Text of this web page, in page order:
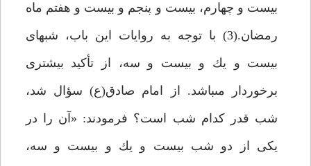
بيست و چهارم، بيست و پنجم و بيست و هفتم ماه
رمضان.(3) با توجه به روايات اين باب، شب‏هاى
بيست و يك و بيست و سه، از تأكيد بيشترى
برخوردار مى‏باشد. از امام صادق(ع) سؤال شد،
شب قدر كدام شب است؟ فرمودند: «آن را در
يكى از دو شب بيست و يك و بيست و سه،